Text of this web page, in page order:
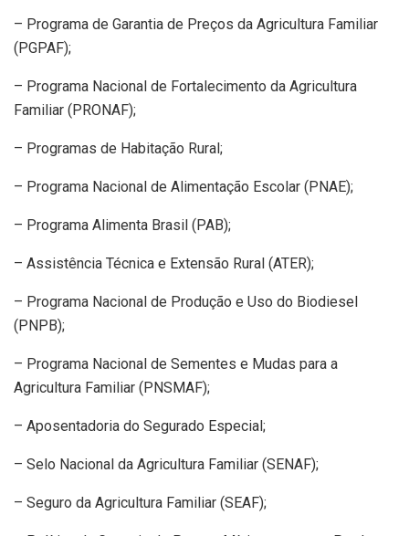
– Programa de Garantia de Preços da Agricultura Familiar
(PGPAF);
– Programa Nacional de Fortalecimento da Agricultura
Familiar (PRONAF);
– Programas de Habitação Rural;
– Programa Nacional de Alimentação Escolar (PNAE);
– Programa Alimenta Brasil (PAB);
– Assistência Técnica e Extensão Rural (ATER);
– Programa Nacional de Produção e Uso do Biodiesel
(PNPB);
– Programa Nacional de Sementes e Mudas para a
Agricultura Familiar (PNSMAF);
– Aposentadoria do Segurado Especial;
– Selo Nacional da Agricultura Familiar (SENAF);
– Seguro da Agricultura Familiar (SEAF);